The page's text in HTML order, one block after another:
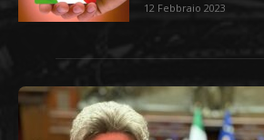
12 Febbraio 2023